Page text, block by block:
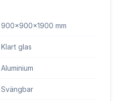
900x900x1900 mm
Klart glas
Aluminium
Svängbar